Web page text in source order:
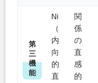
第
三
機
能
Ni
（
内
向
的
直
関
係
の
直
感
的